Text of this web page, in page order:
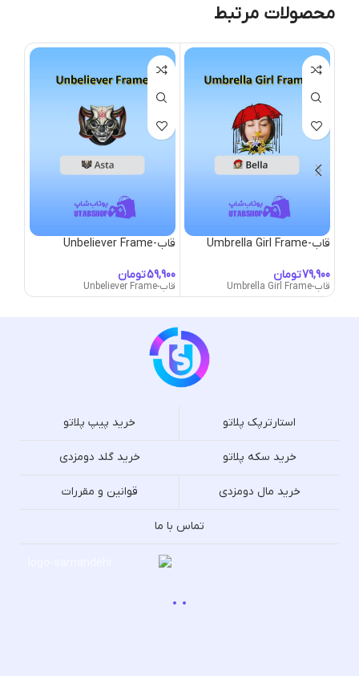
محصولات مرتبط
قاب-Umbrella Girl Frame
تومان
قاب-Umbrella Girl Frame
قاب-Unbeliever Frame
تومان
قاب-Unbeliever Frame
استارترپک پلاتو خرید پیپ پلاتو
خرید سکه پلاتو خرید گلد دومزدی
خرید مال دومزدی قوانین و مقررات
تماس با ما